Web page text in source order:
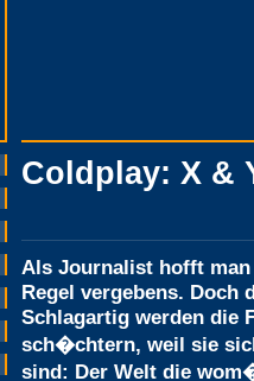
Coldplay: X &
Als Journalist hofft
Regel vergebens. Doch
Schlagartig werden die
sch�chtern, weil sie
sind: Der Welt die